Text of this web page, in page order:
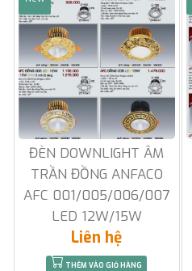
ĐÈN DOWNLIGHT ÂM
TRẦN ĐỒNG ANFACO
AFC 001/005/006/007
LED 12W/15W
Liên hệ
THÊM VÀO GIỎ HÀNG